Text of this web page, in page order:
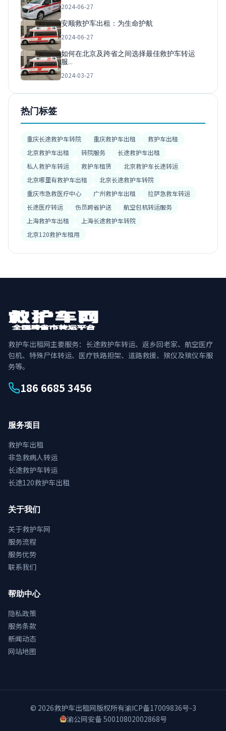
2024-06-27
安顺救护车出租：为生命护航
2024-06-27
如何在北京及跨省之间选择最佳救护车转运
服…
2024-03-27
热门标签
重庆长途救护车转院 重庆救护车出租
救护车出租
北京救护车出租
转院服务
长途救护车出租
私人救护车转运
救护车租赁
北京救护车长途转运
北京哪里有救护车出租
北京长途救护车转院
重庆市急救医疗中心
广州救护车出租
拉萨急救车转运
长途医疗转运
伤员跨省护送
航空包机转运服务
上海救护车出租
上海长途救护车转院
北京120救护车租用
救护车出租网主要服务：长途救护车转运、返乡回老家、航空医疗
包机、特殊尸体转运、医疗铁路担架、道路救援、殡仪及殡仪车服
务等。
186 6685 3456
服务项目
救护车出租
非急救病人转运
长途救护车转运
长途120救护车出租
关于我们
关于救护车网
服务流程
服务优势
联系我们
帮助中心
隐私政策
服务条款
新闻动态
网站地图
© 2026救护车出租网版权所有渝ICP备17009836号-3
渝公网安备 50010802002868号